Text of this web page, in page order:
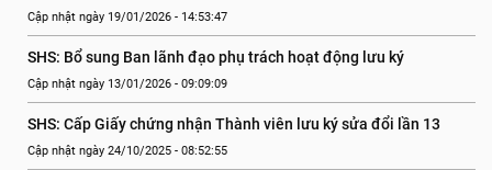
Cập nhật ngày 19/01/2026 - 14:53:47
SHS: Bổ sung Ban lãnh đạo phụ trách hoạt động lưu ký
Cập nhật ngày 13/01/2026 - 09:09:09
SHS: Cấp Giấy chứng nhận Thành viên lưu ký sửa đổi lần 13
Cập nhật ngày 24/10/2025 - 08:52:55